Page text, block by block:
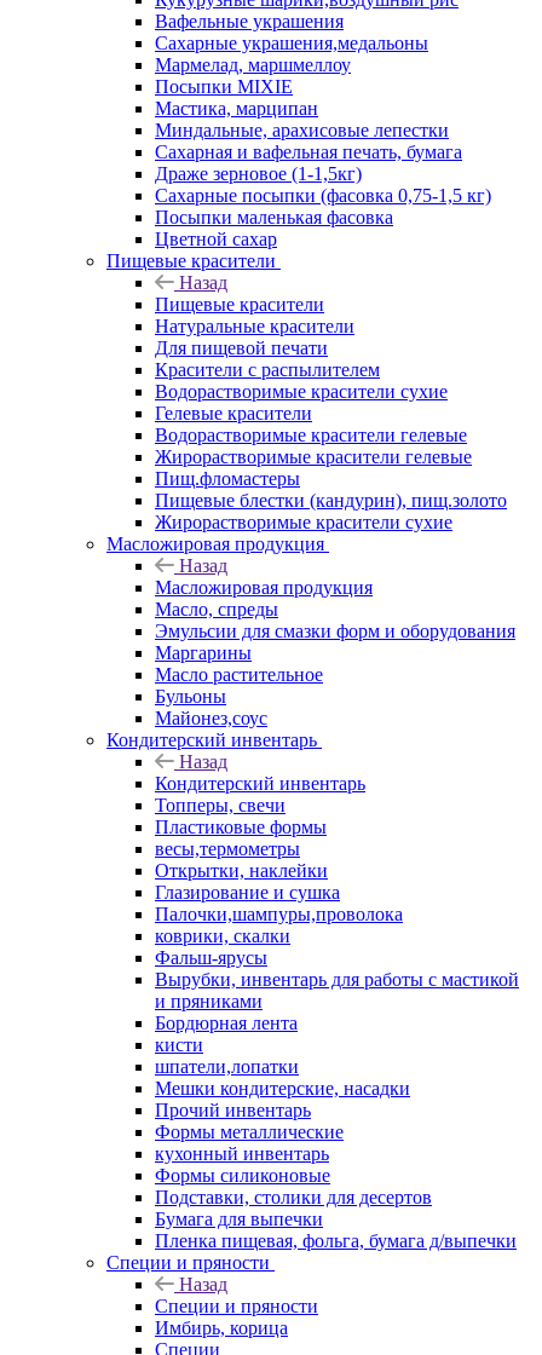
Вафельные украшения
Сахарные украшения,медальоны
Мармелад, маршмеллоу
Посыпки MIXIE
Мастика, марципан
Миндальные, арахисовые лепестки
Сахарная и вафельная печать, бумага
Драже зерновое (1-1,5кг)
Сахарные посыпки (фасовка 0,75-1,5 кг)
Посыпки маленькая фасовка
Цветной сахар
Пищевые красители
Назад
Пищевые красители
Натуральные красители
Для пищевой печати
Красители с распылителем
Водорастворимые красители сухие
Гелевые красители
Водорастворимые красители гелевые
Жирорастворимые красители гелевые
Пищ.фломастеры
Пищевые блестки (кандурин), пищ.золото
Жирорастворимые красители сухие
Масложировая продукция
Назад
Масложировая продукция
Масло, спреды
Эмульсии для смазки форм и оборудования
Маргарины
Масло растительное
Бульоны
Майонез,соус
Кондитерский инвентарь
Назад
Кондитерский инвентарь
Топперы, свечи
Пластиковые формы
весы,термометры
Открытки, наклейки
Глазирование и сушка
Палочки,шампуры,проволока
коврики, скалки
Фальш-ярусы
Вырубки, инвентарь для работы с мастикой
и пряниками
Бордюрная лента
кисти
шпатели,лопатки
Мешки кондитерские, насадки
Прочий инвентарь
Формы металлические
кухонный инвентарь
Формы силиконовые
Подставки, столики для десертов
Бумага для выпечки
Пленка пищевая, фольга, бумага д/выпечки
Специи и пряности
Назад
Специи и пряности
Имбирь, корица
Специи